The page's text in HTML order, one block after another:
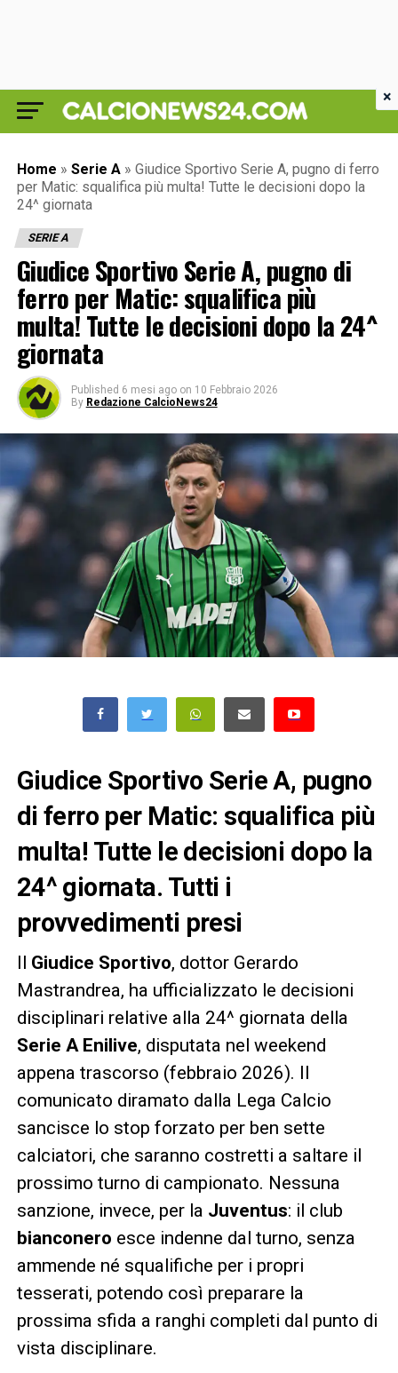
Home » Serie A » Giudice Sportivo Serie A, pugno di ferro
per Matic: squalifica più multa! Tutte le decisioni dopo la
24^ giornata
SERIE A
Giudice Sportivo Serie A, pugno di
ferro per Matic: squalifica più
multa! Tutte le decisioni dopo la 24^
giornata
Published 6 mesi ago on 10 Febbraio 2026
By Redazione CalcioNews24
Giudice Sportivo Serie A, pugno
di ferro per Matic: squalifica più
multa! Tutte le decisioni dopo la
24^ giornata. Tutti i
provvedimenti presi
Il Giudice Sportivo, dottor Gerardo
Mastrandrea, ha ufficializzato le decisioni
disciplinari relative alla 24^ giornata della
Serie A Enilive, disputata nel weekend
appena trascorso (febbraio 2026). Il
comunicato diramato dalla Lega Calcio
sancisce lo stop forzato per ben sette
calciatori, che saranno costretti a saltare il
prossimo turno di campionato. Nessuna
sanzione, invece, per la Juventus: il club
bianconero esce indenne dal turno, senza
ammende né squalifiche per i propri
tesserati, potendo così preparare la
prossima sfida a ranghi completi dal punto di
vista disciplinare.
×